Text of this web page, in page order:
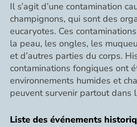
Il s’agit d’une contamination
champignons, qui sont des
eucaryotes. Ces
la peau, les ongles, les
et d’autres parties du corps.
contaminations fongiques ont
environnements humides et
peuvent survenir partout dans
Liste des événements